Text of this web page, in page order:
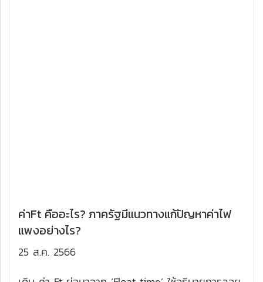
ค่าFt คืออะไร? ภาครัฐมีแนวทางแก้ปัญหาค่าไฟ
แพงอย่างไร?
25 ส.ค. 2566